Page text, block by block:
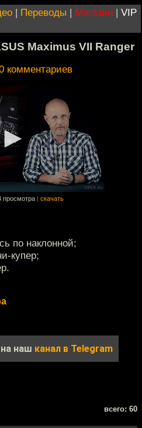
| Переводы | Магазин | VIP
Maximus VII Ranger
комментариев
просмотра скачать
по наклонной;
купер;
наш канал в Telegram
всего: 60